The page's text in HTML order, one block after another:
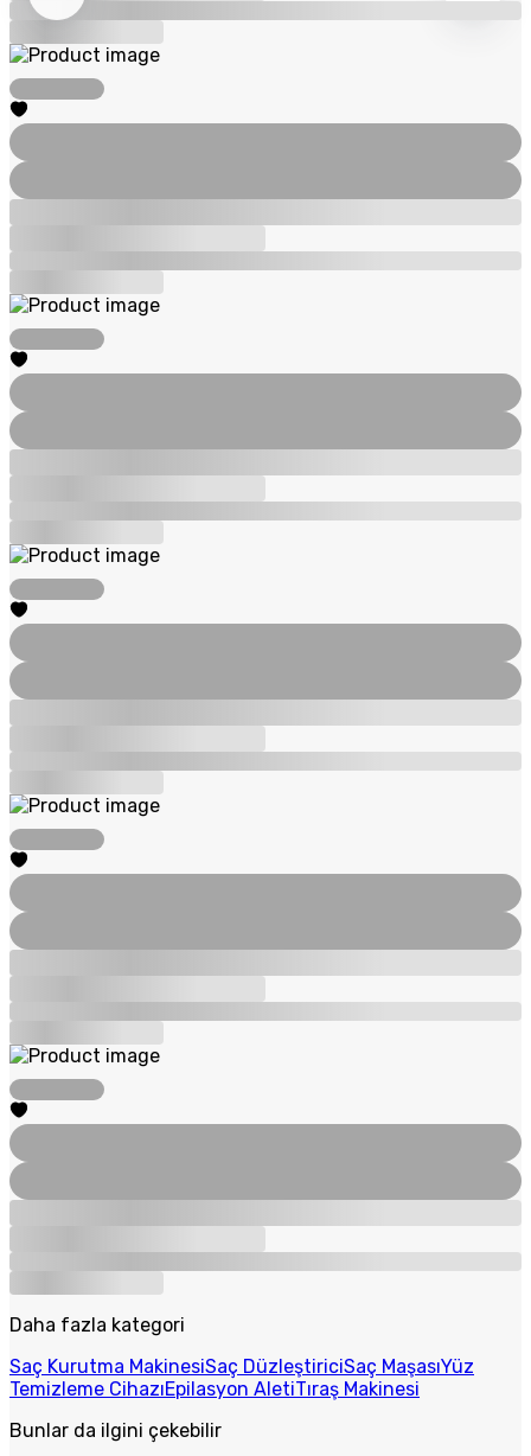
Daha fazla kategori
Saç Kurutma MakinesiSaç DüzleştiriciSaç MaşasıYüz
Temizleme CihazıEpilasyon AletiTıraş Makinesi
Bunlar da ilgini çekebilir